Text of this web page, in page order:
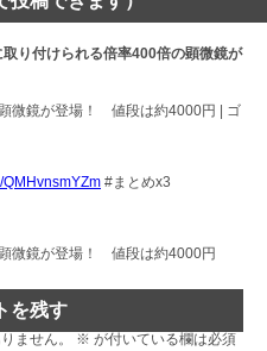
り付けられる倍率400倍の顕微鏡が
微鏡が登場！ 値段は約4000円 | ゴ
QMHvnsmYZm #まとめx3
微鏡が登場！ 値段は約4000円
を残す
ません。 ※ が付いている欄は必須